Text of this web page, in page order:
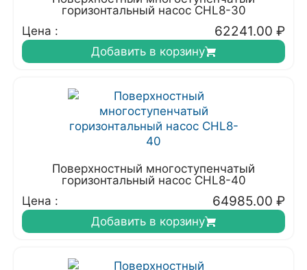
горизонтальный насос CHL8-30
Цена :
62241.00 ₽
Добавить в корзину
Поверхностный многоступенчатый
горизонтальный насос CHL8-40
Цена :
64985.00 ₽
Добавить в корзину